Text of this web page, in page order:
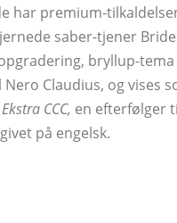
har premium-
saber-tjener
bryllup-
Claudius, og vises
CCC, en efterfølger
på engelsk.